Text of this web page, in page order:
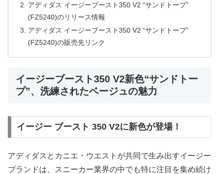
アディダス イージーブースト350 V2 “サンドトープ”
(FZ5240)のリリース情報
アディダス イージーブースト350 V2 “サンドトープ”
(FZ5240)の販売先リンク
イージーブースト350 V2新色“サンドトー
プ”、洗練されたベージュの魅力
イージー ブースト 350 V2に新色が登場！
アディダスとカニエ・ウエストが共同で生み出すイージー
ブランドは、スニーカー業界の中でも特に注目を集め続け